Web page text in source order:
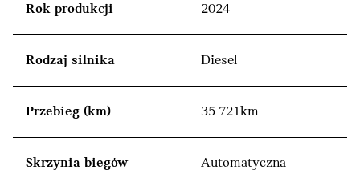
Rok produkcji 2024
Rodzaj silnika Diesel
Przebieg (km) 35 721km
Skrzynia biegów Automatyczna